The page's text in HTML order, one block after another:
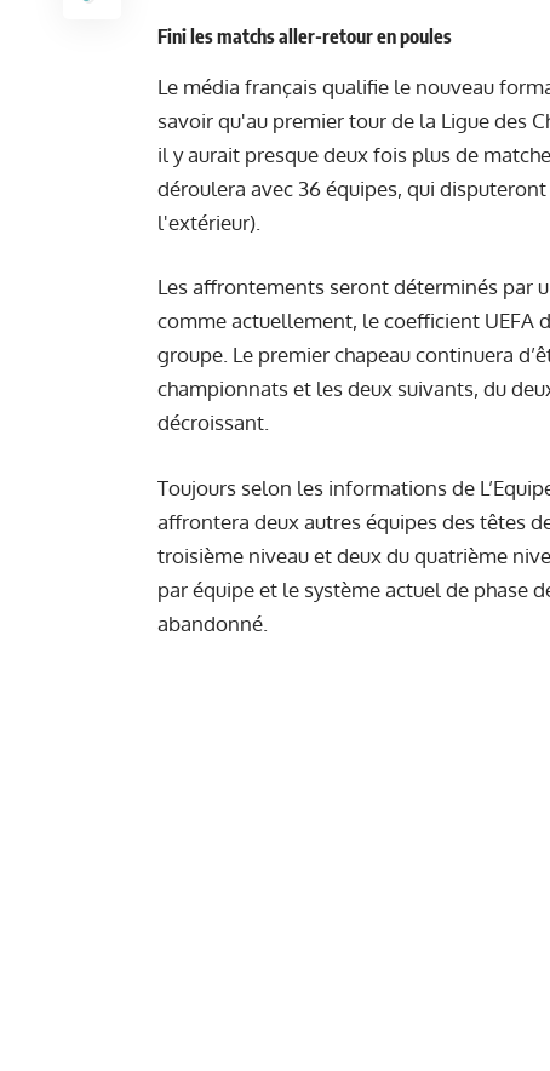
Fini les matchs aller-retour en poules
Le média français qualifie le nouveau
savoir qu'au premier tour de la Ligue des
il y aurait presque deux fois plus de
déroulera avec 36 équipes, qui
l'extérieur).
Les affrontements seront déterminés par
comme actuellement, le coefficient UEFA
groupe. Le premier chapeau continuera
championnats et les deux suivants, du
décroissant.
Toujours selon les informations de
affrontera deux autres équipes des têtes
troisième niveau et deux du quatrième
par équipe et le système actuel de phase
abandonné.